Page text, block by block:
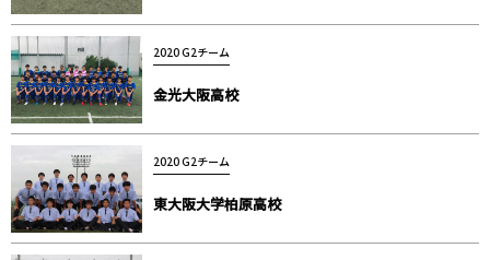
2020 G2チーム
金光大阪高校
2020 G2チーム
東大阪大学柏原高校